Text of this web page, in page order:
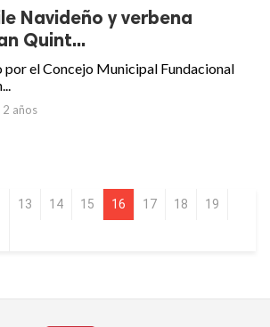
Navideño y verbena
Quint...
por el Concejo Municipal Fundacional
2 años
13 14 15 16 17 18 19